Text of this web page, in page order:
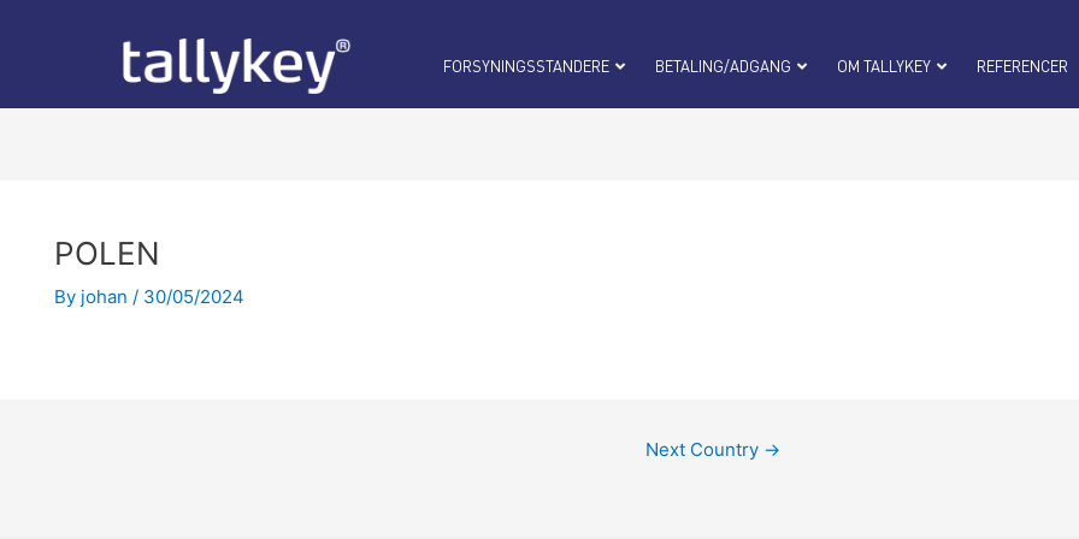
FORSYNINGSSTANDERE BETALING/ADGANG OM TALLYKEY REFERENCER
POLEN
By johan / 30/05/2024
navigation
Next Country →